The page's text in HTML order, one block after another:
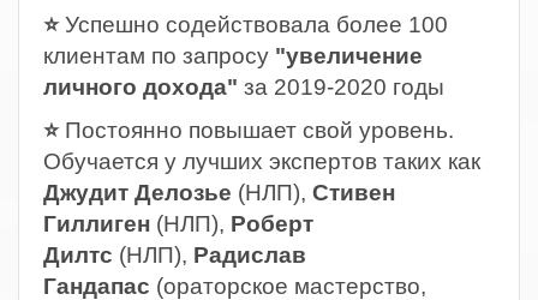
⭐Успешно содействовала более 100
клиентам по запросу "увеличение
личного дохода" за 2019-2020 годы
⭐ Постоянно повышает свой уровень.
Обучается у лучших экспертов таких как
Джудит Делозье (НЛП), Стивен
Гиллиген (НЛП), Роберт
Дилтс (НЛП), Радислав
Гандапас (ораторское мастерство,